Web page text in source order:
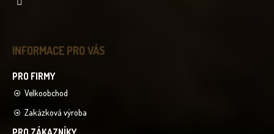
INFORMACE PRO VÁS
Velkoobchod
Zakázková výroba